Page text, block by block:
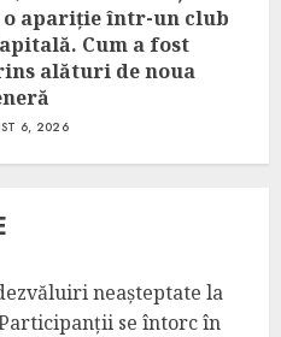
o apariție într-un club
Cum a fost
alături de noua
6, 2026
neașteptate la
se întorc în